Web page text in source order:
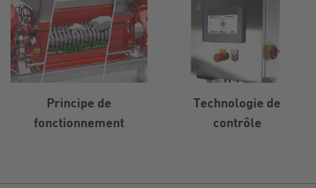
Principe de
fonctionnement
Technologie de
contrôle